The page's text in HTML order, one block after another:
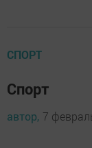
СПОРТ
Спорт
автор, 7